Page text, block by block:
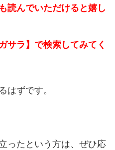
読んでいただけると嬉し
ガサラ】で検索してみてく
はずです。
ったという方は、ぜひ応